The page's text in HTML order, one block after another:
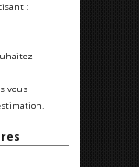
:
vous